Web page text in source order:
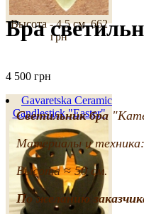
Высота - 4.5 см. 662
грн
Gavaretska Ceramic
Candlestick "Easter"
Бра
4 500 грн
Светильник бра
Материалы и техника:
Высота ≈ 50 см.
По желанию